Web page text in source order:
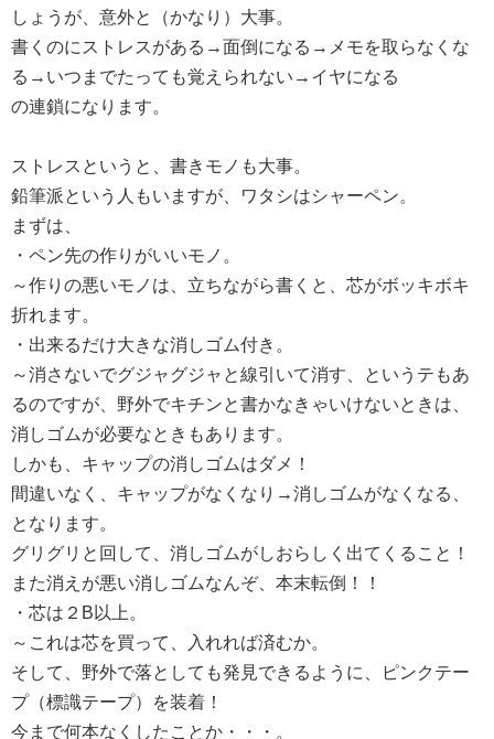
しょうが、意外と（かなり）大事。
書くのにストレスがある→面倒になる→メモを取らなくな
る→いつまでたっても覚えられない→イヤになる
の連鎖になります。
ストレスというと、書きモノも大事。
鉛筆派という人もいますが、ワタシはシャーペン。
まずは、
・ペン先の作りがいいモノ。
～作りの悪いモノは、立ちながら書くと、芯がボッキボキ
折れます。
・出来るだけ大きな消しゴム付き。
～消さないでグジャグジャと線引いて消す、というテもあ
るのですが、野外でキチンと書かなきゃいけないときは、
消しゴムが必要なときもあります。
しかも、キャップの消しゴムはダメ！
間違いなく、キャップがなくなり→消しゴムがなくなる、
となります。
グリグリと回して、消しゴムがしおらしく出てくること！
また消えが悪い消しゴムなんぞ、本末転倒！！
・芯は２B以上。
～これは芯を買って、入れれば済むか。
そして、野外で落としても発見できるように、ピンクテー
プ（標識テープ）を装着！
今まで何本なくしたことか・・・。